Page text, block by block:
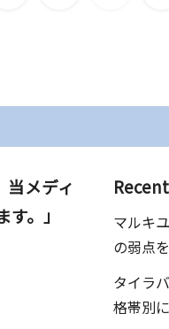
当メディ
。」
マルキ
の弱点
タイラ
格帯別